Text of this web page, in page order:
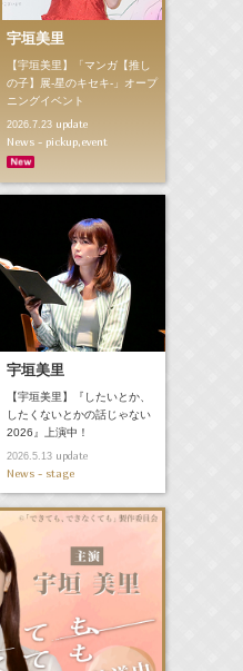
宇垣美里
【宇垣美里】「マンガ【推し
の子】展‐星のキセキ‐」オープ
ニングイベント
2026.7.23update
News - pickup,event
宇垣美里
【宇垣美里】『したいとか、
したくないとかの話じゃない
2026』上演中！
2026.5.13update
News - stage